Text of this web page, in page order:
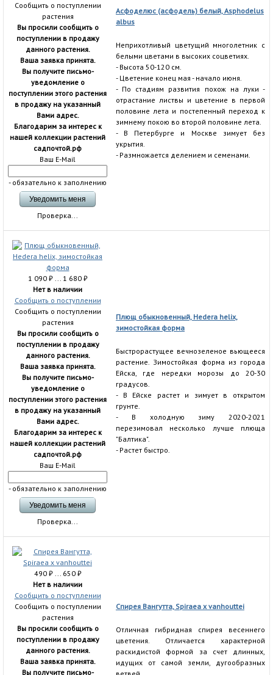
Сообщить о поступлении
растения
Вы просили сообщить о
поступлении в продажу
данного растения.
Ваша заявка принята.
Вы получите письмо-
уведомление о
поступлении этого растения
в продажу на указанный
Вами адрес.
Благодарим за интерес к
нашей коллекции растений
садпочтой.рф
Ваш E-Mail
- обязательно к заполнению
Проверка...
Асфоделюс (асфодель) белый, Asphodelus
albus
Неприхотливый цветущий многолетник с
белыми цветами в высоких соцветиях.
- Высота 50-120 см.
- Цветение конец мая - начало июня.
- По стадиям развития похож на луки -
отрастание листвы и цветение в первой
половине лета и постепенный переход к
зимнему покою во второй половине лета.
- В Петербурге и Москве зимует без
укрытия.
- Размножается делением и семенами.
1 090 ₽... 1 680 ₽
Нет в наличии
Сообщить о поступлении
Сообщить о поступлении
растения
Вы просили сообщить о
поступлении в продажу
данного растения.
Ваша заявка принята.
Вы получите письмо-
уведомление о
поступлении этого растения
в продажу на указанный
Вами адрес.
Благодарим за интерес к
нашей коллекции растений
садпочтой.рф
Ваш E-Mail
- обязательно к заполнению
Проверка...
Плющ обыкновенный, Нedera helix,
зимостойкая форма
Быстрорастущее вечнозеленое вьющееся
растение. Зимостойкая форма из города
Ейска, где нередки морозы до 20-30
градусов.
- В Ейске растет и зимует в открытом
грунте.
- В холодную зиму 2020-2021
перезимовал несколько лучше плюща
"Балтика".
- Растет быстро.
490 ₽... 650 ₽
Нет в наличии
Сообщить о поступлении
Сообщить о поступлении
растения
Вы просили сообщить о
поступлении в продажу
данного растения.
Ваша заявка принята.
Вы получите письмо-
Спирея Вангутта, Spiraea x vanhouttei
Отличная гибридная спирея весеннего
цветения. Отличается характерной
раскидистой формой за счет длинных,
идущих от самой земли, дугообразных